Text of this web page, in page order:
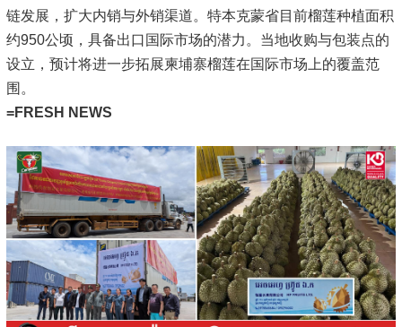
链发展，扩大内销与外销渠道。特本克蒙省目前榴莲种植面积
约950公顷，具备出口国际市场的潜力。当地收购与包装点的
设立，预计将进一步拓展柬埔寨榴莲在国际市场上的覆盖范
围。
=FRESH NEWS